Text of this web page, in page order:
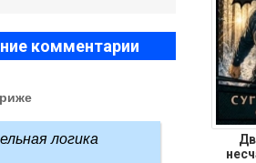
комментарии
логика